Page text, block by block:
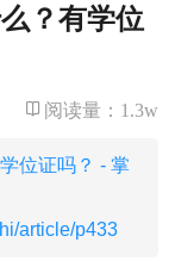
？有学位
阅读量： 1.3w
位证吗？ - 掌
article/p433